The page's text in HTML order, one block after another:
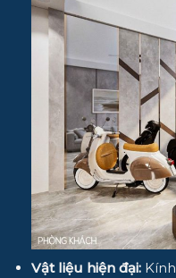
Vật liệu hiện đại:Kính